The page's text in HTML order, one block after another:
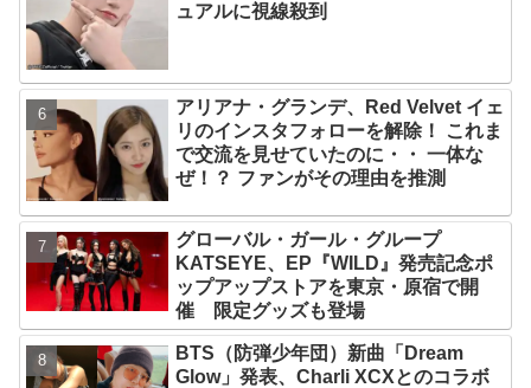
ュアルに視線殺到
アリアナ・グランデ、Red Velvet イェ
リのインスタフォローを解除！ これま
で交流を見せていたのに・・ 一体な
ぜ！？ ファンがその理由を推測
グローバル・ガール・グループ
KATSEYE、EP『WILD』発売記念ポ
ップアップストアを東京・原宿で開
催 限定グッズも登場
BTS（防弾少年団）新曲「Dream
Glow」発表、Charli XCXとのコラボ